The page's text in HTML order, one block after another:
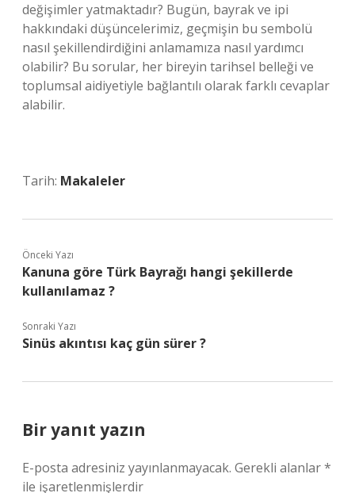
değişimler yatmaktadır? Bugün, bayrak ve ipi
hakkındaki düşüncelerimiz, geçmişin bu sembolü
nasıl şekillendirdiğini anlamamıza nasıl yardımcı
olabilir? Bu sorular, her bireyin tarihsel belleği ve
toplumsal aidiyetiyle bağlantılı olarak farklı cevaplar
alabilir.
Tarih: Makaleler
Önceki Yazı
Kanuna göre Türk Bayrağı hangi şekillerde
kullanılamaz ?
Sonraki Yazı
Sinüs akıntısı kaç gün sürer ?
Bir yanıt yazın
E-posta adresiniz yayınlanmayacak. Gerekli alanlar*
ile işaretlenmişlerdir